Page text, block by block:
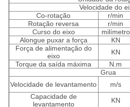
Velocidade do
Co-rotação
r/min
Rotação reversa
r/min
Curso do eixo
milímetro
Alongue puxar a força
KN
Força de alimentação do
eixo
KN
Torque da saída máxima
N.m
Grua
Velocidade de levantamento
m/s
Capacidade de
levantamento
KN